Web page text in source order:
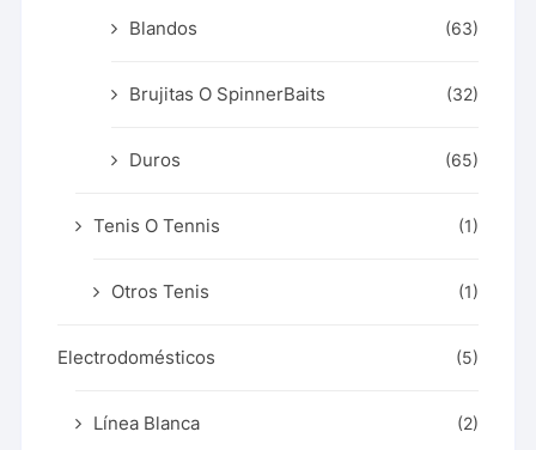
Blandos (63)
Brujitas O SpinnerBaits (32)
Duros (65)
Tenis O Tennis (1)
Otros Tenis (1)
Electrodomésticos (5)
Línea Blanca (2)